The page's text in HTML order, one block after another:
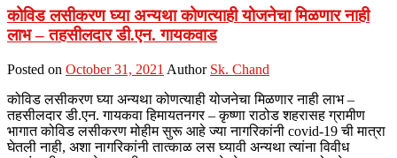
कोविड लसीकरण घ्या अन्यथा कोणत्याही योजनेचा मिळणार नाही
लाभ – तहसीलदार डी.एन. गायकवाड
Posted on October 31, 2021 Author Sk. Chand
कोविड लसीकरण घ्या अन्यथा कोणत्याही योजनेचा मिळणार नाही लाभ –
तहसीलदार डी.एन. गायकवा हिमायतनगर – कृष्णा राठोड शहरासह ग्रामीण
भागात कोविड लसीकरण मोहीम सुरू आहे ज्या नागरिकांनी covid-19 ची मात्रा
घेतली नाही, अशा नागरिकांनी तात्काळ लस घ्यावी अन्यथा त्यांना विवीध